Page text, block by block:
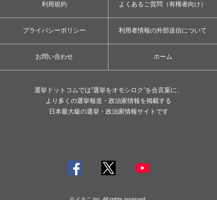
利用規約 よくあるご質問（有権者向け）
プライバシーポリシー 利用者情報の外部送信について
お問い合わせ ホーム
選挙ドットコムでは”選挙をオモシロク”を合言葉に、
より多くの選挙報道・政治家情報を掲載する
日本最大級の選挙・政治家情報サイトです
© イチニ Inc. All rights reserved.